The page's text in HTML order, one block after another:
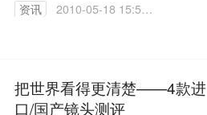
资讯
2010-05-18 15:52:
把世界看得更清楚——4款进
口/国产镜头测评